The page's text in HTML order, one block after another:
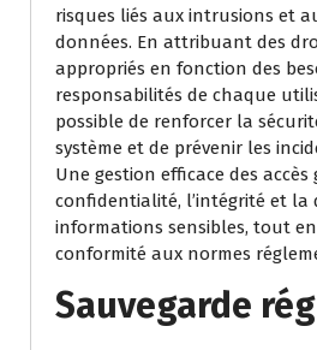
risques liés aux intrusions et
données. En attribuant des
appropriés en fonction des
responsabilités de chaque
possible de renforcer la
système et de prévenir les
Une gestion efficace des
confidentialité, l’intégrité et la
informations sensibles, tout
conformité aux normes
Sauvegarde